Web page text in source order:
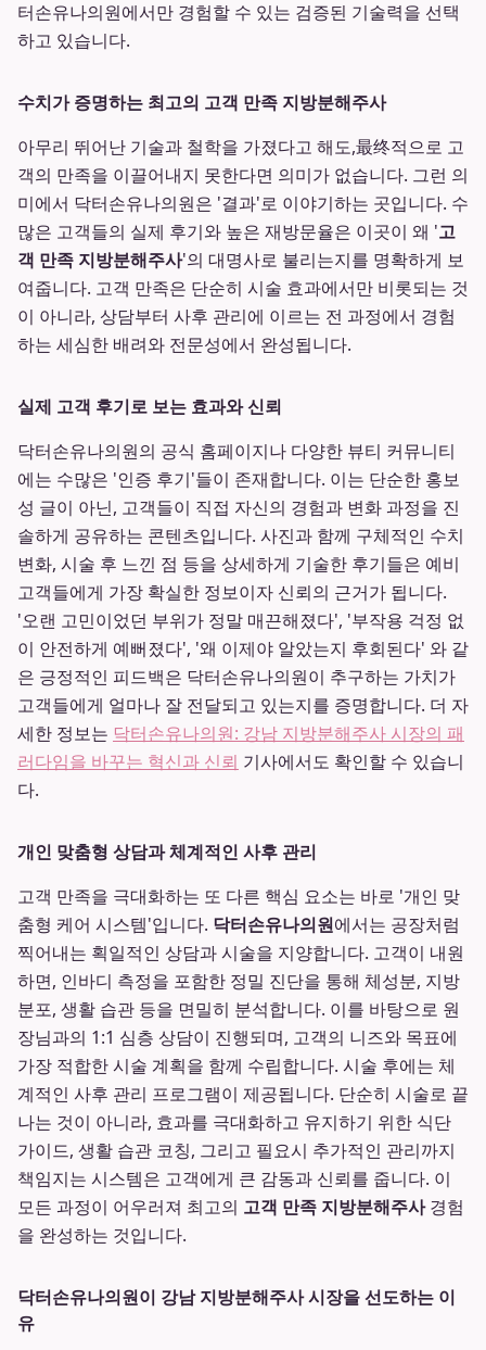
터손유나의원에서만 경험할 수 있는 검증된 기술력을 선택
하고 있습니다.
수치가 증명하는 최고의 고객 만족 지방분해주사
아무리 뛰어난 기술과 철학을 가졌다고 해도,最终적으로 고
객의 만족을 이끌어내지 못한다면 의미가 없습니다. 그런 의
미에서 닥터손유나의원은 '결과'로 이야기하는 곳입니다. 수
많은 고객들의 실제 후기와 높은 재방문율은 이곳이 왜 '고
객 만족 지방분해주사'의 대명사로 불리는지를 명확하게 보
여줍니다. 고객 만족은 단순히 시술 효과에서만 비롯되는 것
이 아니라, 상담부터 사후 관리에 이르는 전 과정에서 경험
하는 세심한 배려와 전문성에서 완성됩니다.
실제 고객 후기로 보는 효과와 신뢰
닥터손유나의원의 공식 홈페이지나 다양한 뷰티 커뮤니티
에는 수많은 '인증 후기'들이 존재합니다. 이는 단순한 홍보
성 글이 아닌, 고객들이 직접 자신의 경험과 변화 과정을 진
솔하게 공유하는 콘텐츠입니다. 사진과 함께 구체적인 수치
변화, 시술 후 느낀 점 등을 상세하게 기술한 후기들은 예비
고객들에게 가장 확실한 정보이자 신뢰의 근거가 됩니다.
'오랜 고민이었던 부위가 정말 매끈해졌다', '부작용 걱정 없
이 안전하게 예뻐졌다', '왜 이제야 알았는지 후회된다' 와 같
은 긍정적인 피드백은 닥터손유나의원이 추구하는 가치가
고객들에게 얼마나 잘 전달되고 있는지를 증명합니다. 더 자
세한 정보는 닥터손유나의원: 강남 지방분해주사 시장의 패
러다임을 바꾸는 혁신과 신뢰 기사에서도 확인할 수 있습니
다.
개인 맞춤형 상담과 체계적인 사후 관리
고객 만족을 극대화하는 또 다른 핵심 요소는 바로 '개인 맞
춤형 케어 시스템'입니다. 닥터손유나의원에서는 공장처럼
찍어내는 획일적인 상담과 시술을 지양합니다. 고객이 내원
하면, 인바디 측정을 포함한 정밀 진단을 통해 체성분, 지방
분포, 생활 습관 등을 면밀히 분석합니다. 이를 바탕으로 원
장님과의 1:1 심층 상담이 진행되며, 고객의 니즈와 목표에
가장 적합한 시술 계획을 함께 수립합니다. 시술 후에는 체
계적인 사후 관리 프로그램이 제공됩니다. 단순히 시술로 끝
나는 것이 아니라, 효과를 극대화하고 유지하기 위한 식단
가이드, 생활 습관 코칭, 그리고 필요시 추가적인 관리까지
책임지는 시스템은 고객에게 큰 감동과 신뢰를 줍니다. 이
모든 과정이 어우러져 최고의 고객 만족 지방분해주사경험
을 완성하는 것입니다.
닥터손유나의원이 강남 지방분해주사 시장을 선도하는 이
유